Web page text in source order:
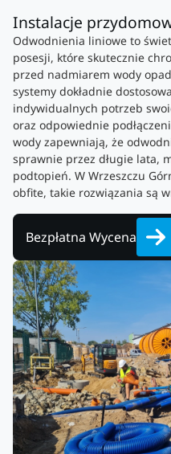
Instalacje
Odwodnienia liniowe to
posesji, które skutecznie
przed nadmiarem wody
systemy dokładnie
indywidualnych potrzeb
oraz odpowiednie
wody zapewniają, że
sprawnie przez długie lata,
podtopień. W Wrzeszczu
obfite, takie rozwiązania są
Bezpłatna Wycena